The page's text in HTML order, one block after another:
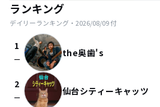
ランキング
デイリーランキング・ 2026/08/09付
1
check_indeterminate_small the奥歯's
2
check_indeterminate_small 仙台シティーキャッツ